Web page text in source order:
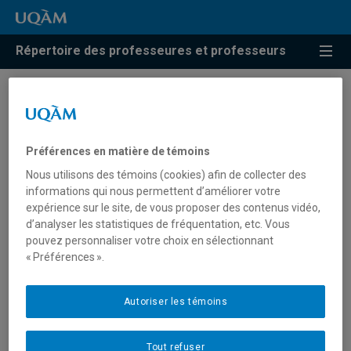
Répertoire des professeures et professeurs
Résultats de recherche pour
Blum, Michael
blum.michael@uqam.ca
Pratiques post-studio
Préférences en matière de témoins
Nous utilisons des témoins (cookies) afin de collecter des
informations qui nous permettent d’améliorer votre
expérience sur le site, de vous proposer des contenus vidéo,
d’analyser les statistiques de fréquentation, etc. Vous
pouvez personnaliser votre choix en sélectionnant
« Préférences ».
Tout refuser
Autoriser les témoins